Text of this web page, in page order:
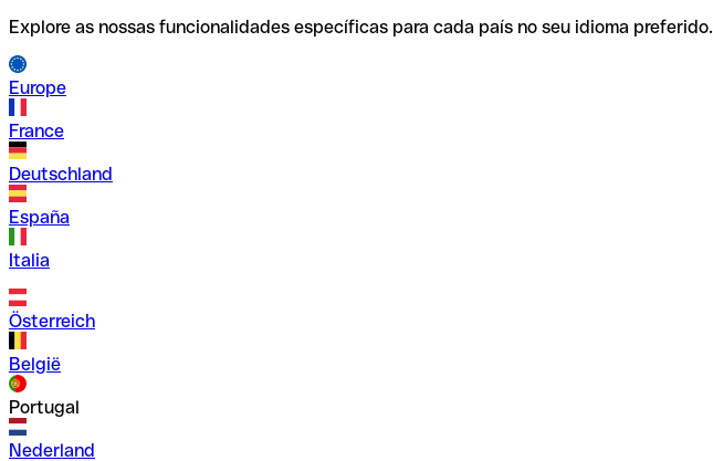
Explore as nossas funcionalidades específicas para cada país no seu idioma preferido.
Europe
France
Deutschland
España
Italia
Österreich
België
Portugal
Nederland